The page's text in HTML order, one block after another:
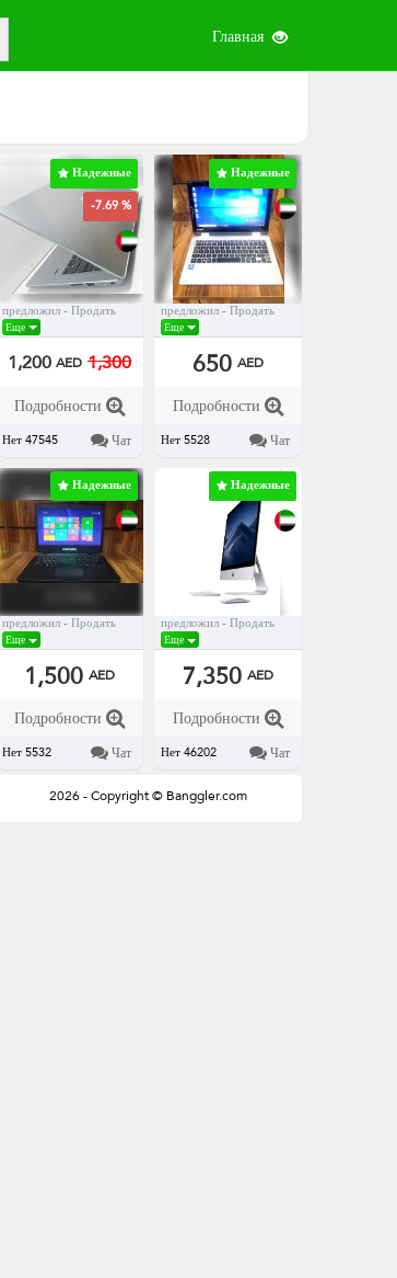
Главная
Надежные
-7.69 %
предложил - Продать
Еще
1,200AED 1,300
Подробности
Чат
Нет 47545
Надежные
предложил - Продать
Еще
650 AED
Подробности
Чат
Нет 5528
Надежные
предложил - Продать
Еще
1,500 AED
Подробности
Чат
Нет 5532
Надежные
предложил - Продать
Еще
7,350 AED
Подробности
Чат
Нет 46202
2026 - Copyright © Banggler.com